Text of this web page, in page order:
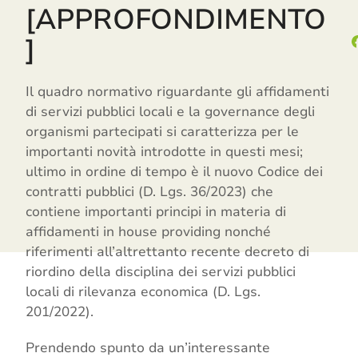
[APPROFONDIMENTO
]
Il quadro normativo riguardante gli affidamenti
di servizi pubblici locali e la governance degli
organismi partecipati si caratterizza per le
importanti novità introdotte in questi mesi;
ultimo in ordine di tempo è il nuovo Codice dei
contratti pubblici (D. Lgs. 36/2023) che
contiene importanti principi in materia di
affidamenti in house providing nonché
riferimenti all’altrettanto recente decreto di
riordino della disciplina dei servizi pubblici
locali di rilevanza economica (D. Lgs.
201/2022).
Prendendo spunto da un’interessante